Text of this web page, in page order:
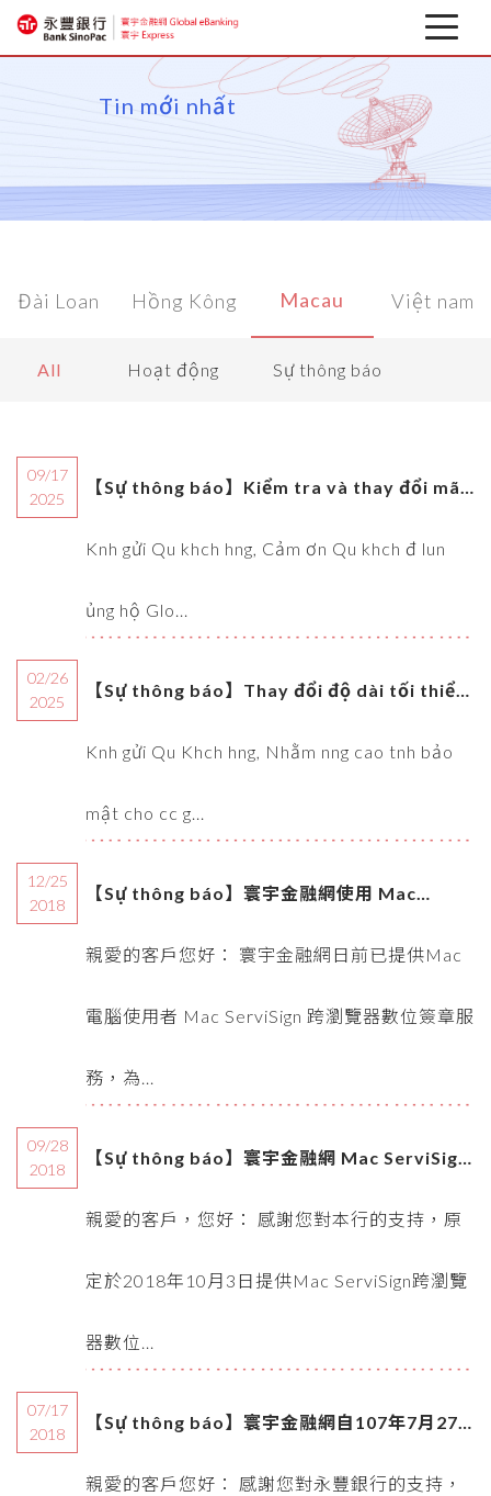
Tin mới nhất
Ngân hàng di động cho Doanh nghiệp
Thông tin tài chính
Tin mới nhất
Đài Loan Hồng Kông Macau Việt nam
All Hoạt động Sự thông báo
09/17
2025
【Sự thông báo】Kiểm tra và thay đổi mã
người dùng trên Global eBanking
Knh gửi Qu khch hng, Cảm ơn Qu khch đ lun
ủng hộ Glo...
02/26
2025
【Sự thông báo】Thay đổi độ dài tối thiểu
của mật khẩu đăng nhập Global eBanking
Knh gửi Qu Khch hng, Nhằm nng cao tnh bảo
mật cho cc g...
12/25
2018
【Sự thông báo】寰宇金融網使用 Mac
ServiSign 跨瀏覽器數位簽章服務注意事項
親愛的客戶您好： 寰宇金融網日前已提供Mac
電腦使用者 Mac ServiSign 跨瀏覽器數位簽章服
務，為...
09/28
2018
【Sự thông báo】寰宇金融網 Mac ServiSign
跨瀏覽器數位簽章服務延期公告
親愛的客戶，您好： 感謝您對本行的支持，原
定於2018年10月3日提供Mac ServiSign跨瀏覽
器數位...
07/17
2018
【Sự thông báo】寰宇金融網自107年7月27
日起提供登入通知、交易通知及資料變更通知
親愛的客戶您好： 感謝您對永豐銀行的支持，